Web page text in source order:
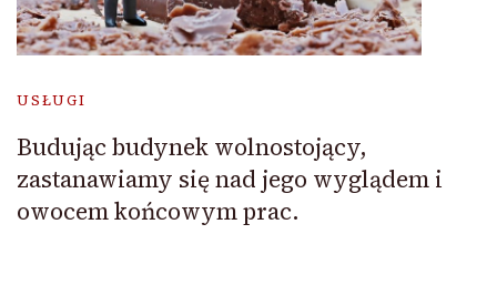
USŁUGI
Budując budynek wolnostojący,
zastanawiamy się nad jego wyglądem i
owocem końcowym prac.